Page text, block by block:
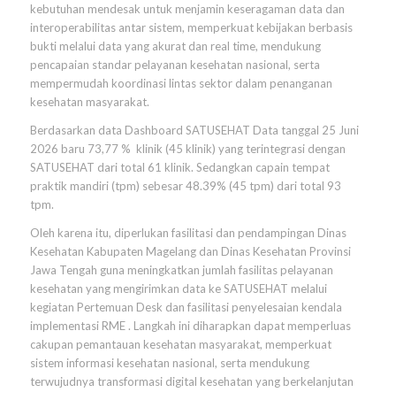
kebutuhan mendesak untuk menjamin keseragaman data dan
interoperabilitas antar sistem, memperkuat kebijakan berbasis
bukti melalui data yang akurat dan real time, mendukung
pencapaian standar pelayanan kesehatan nasional, serta
mempermudah koordinasi lintas sektor dalam penanganan
kesehatan masyarakat.
Berdasarkan data Dashboard SATUSEHAT Data tanggal 25 Juni
2026 baru 73,77 % klinik (45 klinik) yang terintegrasi dengan
SATUSEHAT dari total 61 klinik. Sedangkan capain tempat
praktik mandiri (tpm) sebesar 48.39% (45 tpm) dari total 93
tpm.
Oleh karena itu, diperlukan fasilitasi dan pendampingan Dinas
Kesehatan Kabupaten Magelang dan Dinas Kesehatan Provinsi
Jawa Tengah guna meningkatkan jumlah fasilitas pelayanan
kesehatan yang mengirimkan data ke SATUSEHAT melalui
kegiatan Pertemuan Desk dan fasilitasi penyelesaian kendala
implementasi RME . Langkah ini diharapkan dapat memperluas
cakupan pemantauan kesehatan masyarakat, memperkuat
sistem informasi kesehatan nasional, serta mendukung
terwujudnya transformasi digital kesehatan yang berkelanjutan